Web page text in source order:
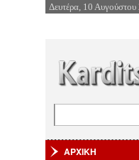
Δευτέρα, 10
ΑΡΧΙΚΗ